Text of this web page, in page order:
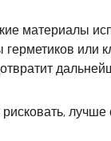
материалы